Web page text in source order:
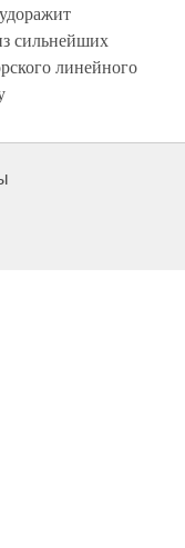
сильнейших
линейного